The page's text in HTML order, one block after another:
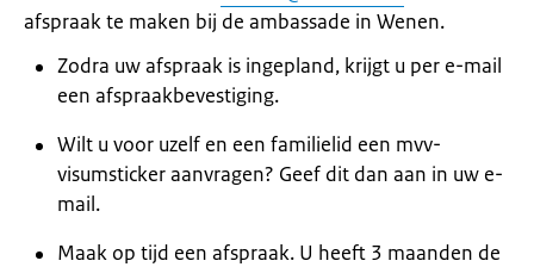
afspraak te maken bij de ambassade in Wenen.
Zodra uw afspraak is ingepland, krijgt u per e-mail
een afspraakbevestiging.
Wilt u voor uzelf en een familielid een mvv-
visumsticker aanvragen? Geef dit dan aan in uw e-
mail.
Maak op tijd een afspraak. U heeft 3 maanden de